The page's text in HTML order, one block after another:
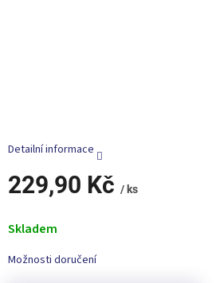
229,90 Kč / ks
cena:
Skladem
Možnosti doručení
Detailní informace